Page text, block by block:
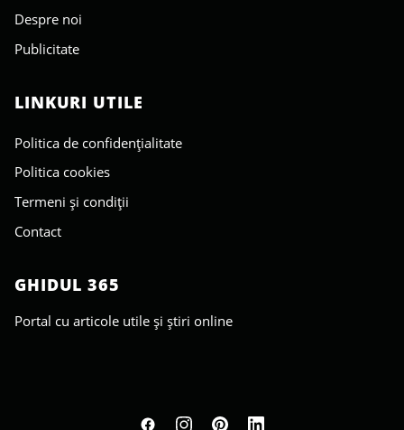
Despre noi
Publicitate
LINKURI UTILE
Politica de confidențialitate
Politica cookies
Termeni și condiții
Contact
GHIDUL 365
Portal cu articole utile și știri online